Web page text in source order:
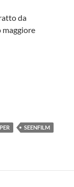
da
maggiore
SEENFILM